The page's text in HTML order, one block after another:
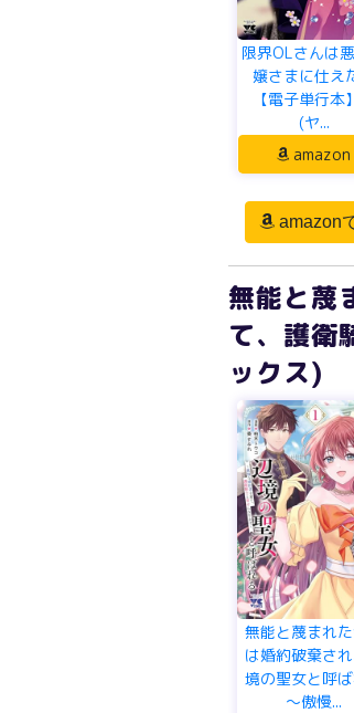
限界OLさんは
嬢さまに仕え
【電子単行本
(ヤ...
amazon
amazon
無能と蔑
て、護衛
ックス)
無能と蔑まれ
は婚約破棄さ
境の聖女と呼
～傲慢...